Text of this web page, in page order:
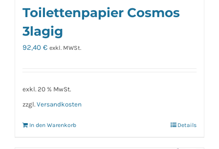
Toilettenpapier Cosmos
3lagig
92,40 € exkl. MWSt.
exkl. 20 % MwSt.
zzgl. Versandkosten
In den Warenkorb Details